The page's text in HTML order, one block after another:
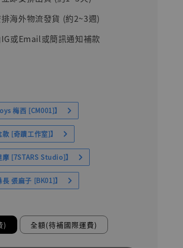
海外物流發貨 (約2~3週)
或Email或簡訊通知補款
梅西 [CM001]】
[奇蹟工作室]】
[7STARS Studio]】
張麻子 [BK01]】
) 全額(待補國際運費)